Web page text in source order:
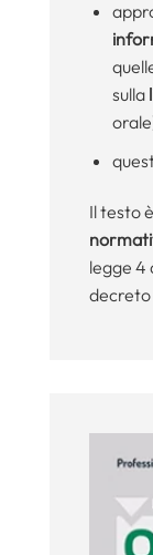
sulla
Il testo è
legge 4
decreto